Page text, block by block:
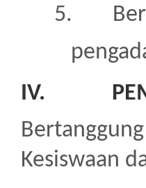
5.
IV.
Kesiswaan